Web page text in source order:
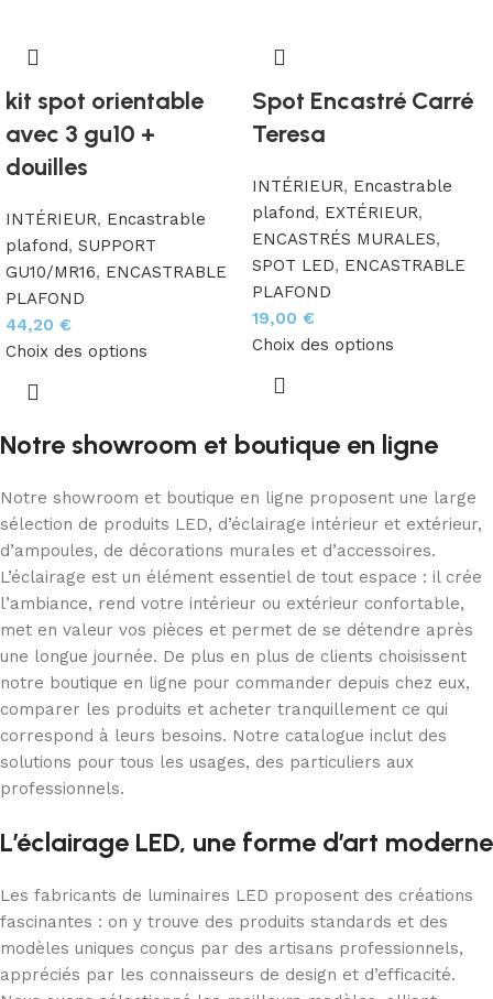
kit spot orientable
avec 3 gu10 +
douilles
INTÉRIEUR, Encastrable
plafond, SUPPORT
GU10/MR16, ENCASTRABLE
PLAFOND
44,20 €
Choix des options
Spot Encastré Carré
Teresa
INTÉRIEUR, Encastrable
plafond, EXTÉRIEUR,
ENCASTRÉS MURALES,
SPOT LED, ENCASTRABLE
PLAFOND
19,00 €
Choix des options
Notre showroom et boutique en ligne
Notre showroom et boutique en ligne proposent une large
sélection de produits LED, d’éclairage intérieur et extérieur,
d’ampoules, de décorations murales et d’accessoires.
L’éclairage est un élément essentiel de tout espace : il crée
l’ambiance, rend votre intérieur ou extérieur confortable,
met en valeur vos pièces et permet de se détendre après
une longue journée. De plus en plus de clients choisissent
notre boutique en ligne pour commander depuis chez eux,
comparer les produits et acheter tranquillement ce qui
correspond à leurs besoins. Notre catalogue inclut des
solutions pour tous les usages, des particuliers aux
professionnels.
L’éclairage LED, une forme d’art moderne
Les fabricants de luminaires LED proposent des créations
fascinantes : on y trouve des produits standards et des
modèles uniques conçus par des artisans professionnels,
appréciés par les connaisseurs de design et d’efficacité.